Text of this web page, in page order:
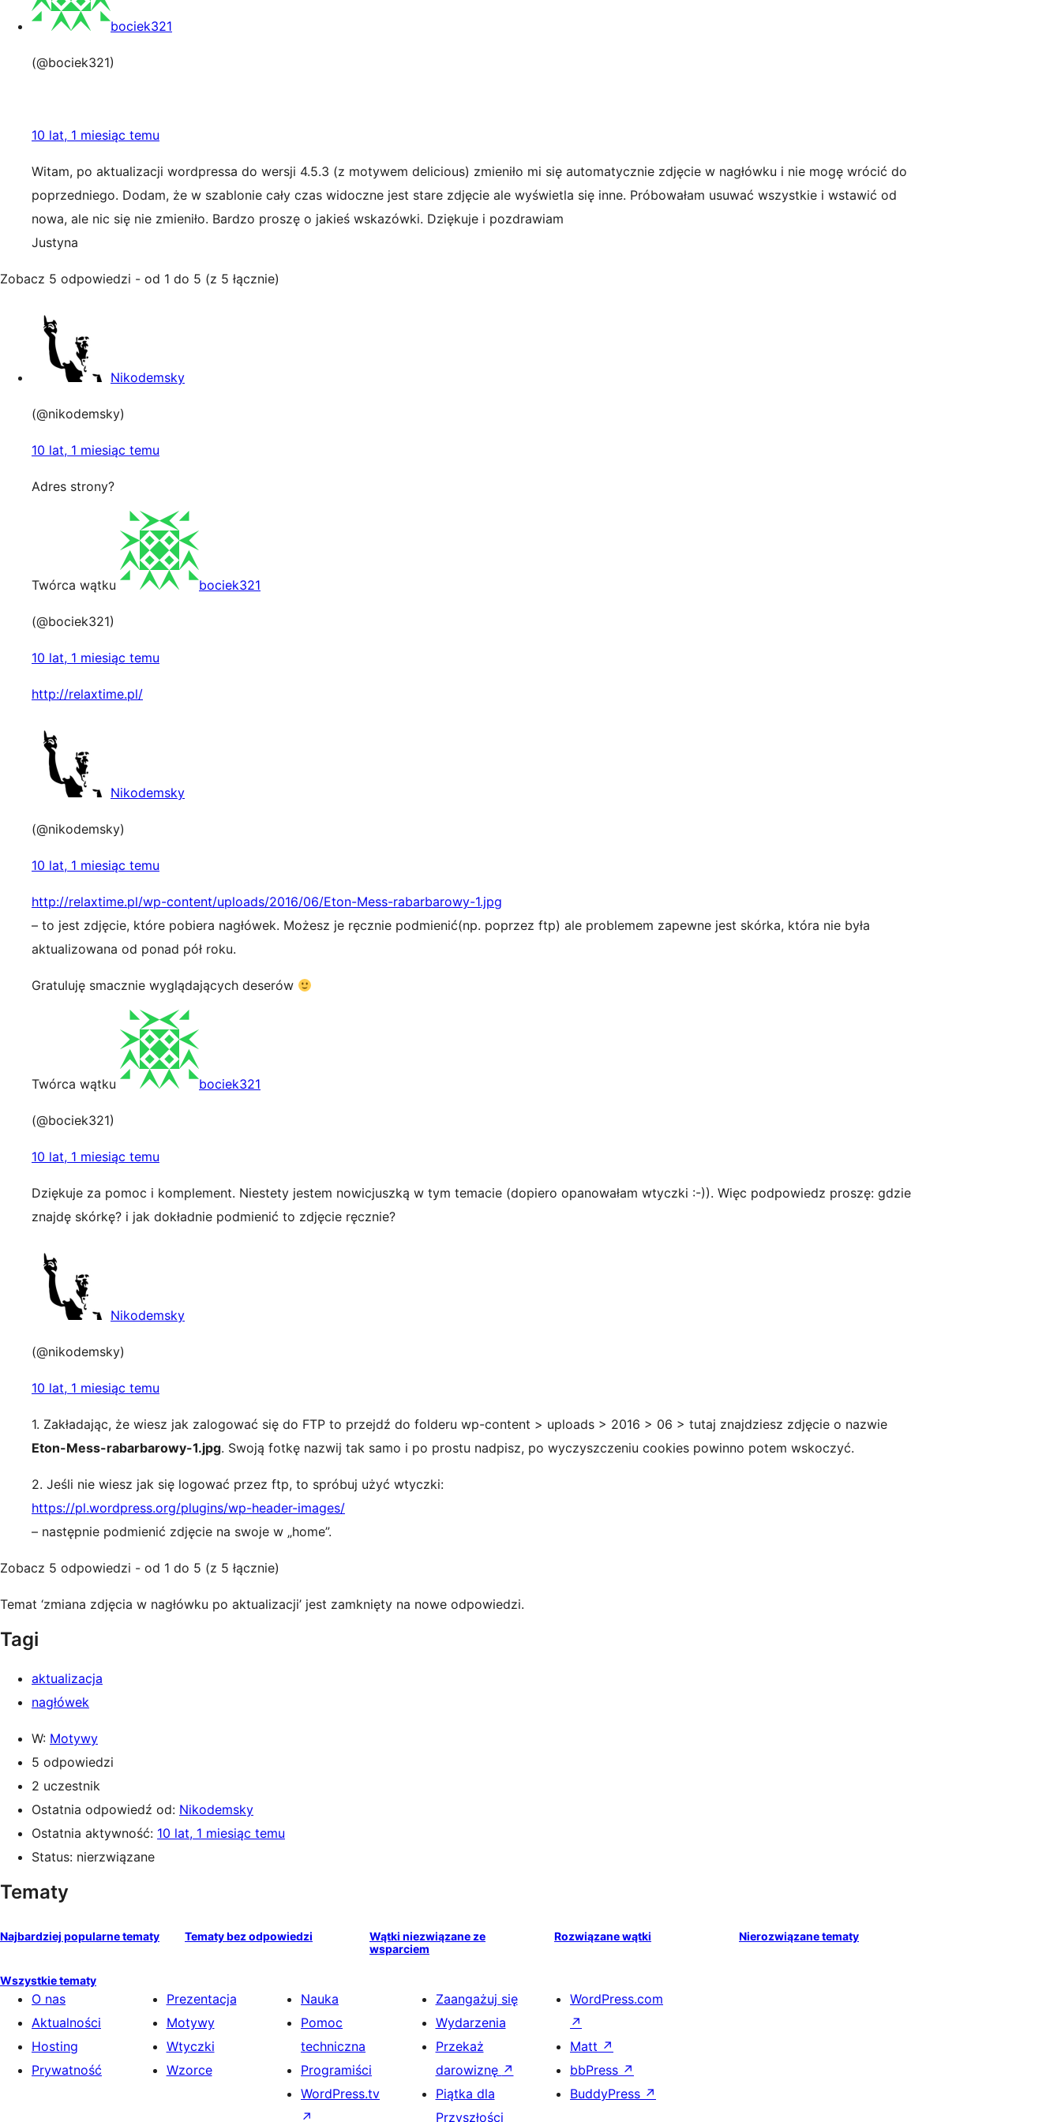
bociek321
(@bociek321)
10 lat, 1 miesiąc temu
Witam, po aktualizacji wordpressa do wersji 4.5.3 (z motywem delicious) zmieniło mi się automatycznie zdjęcie w nagłówku i nie mogę wrócić do
poprzedniego. Dodam, że w szablonie cały czas widoczne jest stare zdjęcie ale wyświetla się inne. Próbowałam usuwać wszystkie i wstawić od
nowa, ale nic się nie zmieniło. Bardzo proszę o jakieś wskazówki. Dziękuje i pozdrawiam
Justyna
Zobacz 5 odpowiedzi - od 1 do 5 (z 5 łącznie)
Nikodemsky
(@nikodemsky)
10 lat, 1 miesiąc temu
Adres strony?
Twórca wątku bociek321
(@bociek321)
10 lat, 1 miesiąc temu
http://relaxtime.pl/
Nikodemsky
(@nikodemsky)
10 lat, 1 miesiąc temu
http://relaxtime.pl/wp-content/uploads/2016/06/Eton-Mess-rabarbarowy-1.jpg
– to jest zdjęcie, które pobiera nagłówek. Możesz je ręcznie podmienić(np. poprzez ftp) ale problemem zapewne jest skórka, która nie była
aktualizowana od ponad pół roku.
Gratuluję smacznie wyglądających deserów
Twórca wątku bociek321
(@bociek321)
10 lat, 1 miesiąc temu
Dziękuje za pomoc i komplement. Niestety jestem nowicjuszką w tym temacie (dopiero opanowałam wtyczki :-)). Więc podpowiedz proszę: gdzie
znajdę skórkę? i jak dokładnie podmienić to zdjęcie ręcznie?
Nikodemsky
(@nikodemsky)
10 lat, 1 miesiąc temu
1. Zakładając, że wiesz jak zalogować się do FTP to przejdź do folderu wp-content > uploads > 2016 > 06 > tutaj znajdziesz zdjęcie o nazwie
Eton-Mess-rabarbarowy-1.jpg. Swoją fotkę nazwij tak samo i po prostu nadpisz, po wyczyszczeniu cookies powinno potem wskoczyć.
2. Jeśli nie wiesz jak się logować przez ftp, to spróbuj użyć wtyczki:
https://pl.wordpress.org/plugins/wp-header-images/
– następnie podmienić zdjęcie na swoje w „home”.
Zobacz 5 odpowiedzi - od 1 do 5 (z 5 łącznie)
Temat ‘zmiana zdjęcia w nagłówku po aktualizacji’ jest zamknięty na nowe odpowiedzi.
Tagi
aktualizacja
nagłówek
W: Motywy
5 odpowiedzi
2 uczestnik
Ostatnia odpowiedź od: Nikodemsky
Ostatnia aktywność: 10 lat, 1 miesiąc temu
Status: nierzwiązane
Tematy
Najbardziej popularne tematy Tematy bez odpowiedzi
Wątki niezwiązane ze
wsparciem
Rozwiązane wątki Nierozwiązane tematy
Wszystkie tematy
O nas
Aktualności
Hosting
Prywatność
Prezentacja
Motywy
Wtyczki
Wzorce
Nauka
Pomoc
techniczna
Programiści
WordPress.tv
↗
Zaangażuj się
Wydarzenia
Przekaż
darowiznę ↗
Piątka dla
Przyszłości
WordPress.com
↗
Matt ↗
bbPress ↗
BuddyPress ↗